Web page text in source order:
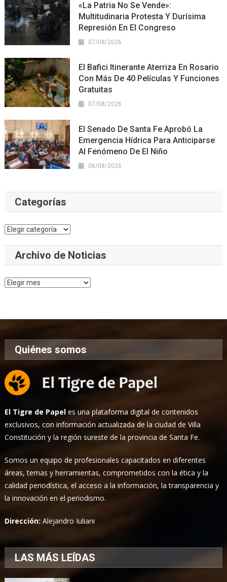
«La Patria No Se Vende»:
Multitudinaria Protesta Y Durísima
Represión En El Congreso
07/08/2026
El Bafici Itinerante Aterriza En Rosario
Con Más De 40 Películas Y Funciones
Gratuitas
07/08/2026
El Senado De Santa Fe Aprobó La
Emergencia Hídrica Para Anticiparse
Al Fenómeno De El Niño
06/08/2026
Categorías
Categorías
Archivo de Noticias
Archivo
Quiénes somos
El Tigre de Papel es una plataforma digital de contenidos
exclusivos, con información actualizada de la ciudad de Villa
Constitución y la región sureste de la provincia de Santa Fe.
Somos un equipo de profesionales capacitados en diferentes
áreas, temas y herramientas, comprometidos con la ética y la
calidad periodística, el acceso a la información, la transparencia y
la innovación en el periodismo.
Dirección:Alejandro Iuliani
LAS MÁS LEÍDAS